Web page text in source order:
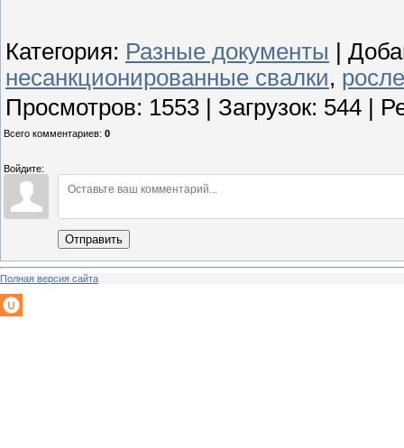
Категория: Разные документы
несанкционированные свалки,
Просмотров: 1553 Загрузок: 544
Всего комментариев: 0
Войдите:
Отправить
Полная версия сайта